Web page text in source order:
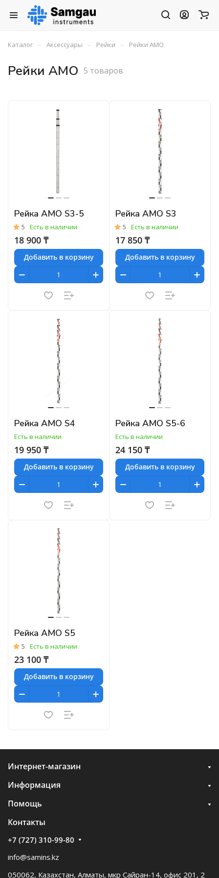
Каталог – Аксессуары – Рейки – Рейки AMO
Рейки AMO 5 товаров
Рейка AMO S3-5
5 Есть в наличии
18 900 ₸
Добавить в корзину
Рейка AMO S3
5 Есть в наличии
17 850 ₸
Добавить в корзину
Рейка AMO S4
Есть в наличии
19 950 ₸
Добавить в корзину
Рейка AMO S5-6
Есть в наличии
24 150 ₸
Добавить в корзину
Рейка AMO S5
5 Есть в наличии
23 100 ₸
Добавить в корзину
Интернет-магазин
Информация
Помощь
Контакты
+7 (727) 310-99-80
info@samins.kz
050062, Казахстан, Алматы, мкр Сайран-14, офис 201, 2